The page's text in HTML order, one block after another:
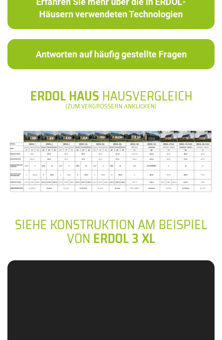
Häusern verwendeten Technologien
Antworten auf häufig gestellte Fragen
ERDOL HAUS HAUSVERGLEICH
(ZUM VERGRÖSSERN ANKLICKEN)
SIEHE KONSTRUKTION AM BEISPIEL
VONERDOL 3 XL